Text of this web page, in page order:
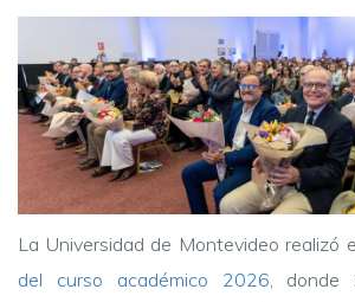
La Universidad de Montevideo realizó
del curso académico 2026, donde